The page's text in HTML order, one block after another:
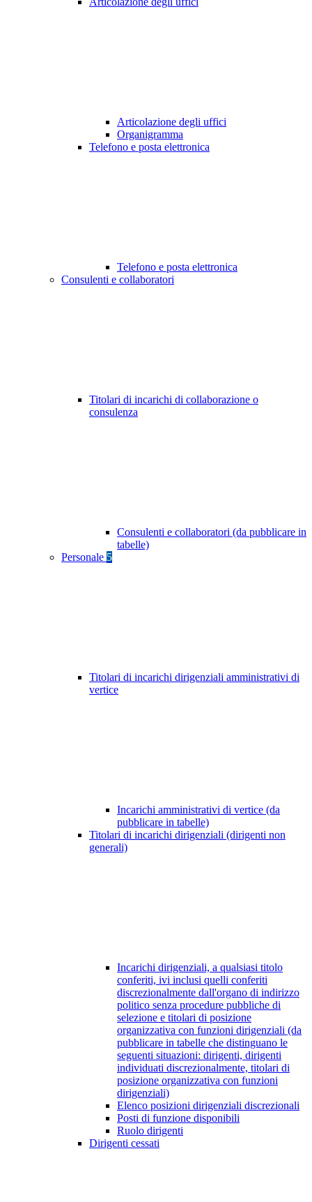
Articolazione degli uffici
Organigramma
Telefono e posta elettronica
Telefono e posta elettronica
Consulenti e collaboratori
Titolari di incarichi di collaborazione o
consulenza
Consulenti e collaboratori (da pubblicare in
tabelle)
Personale 5
Titolari di incarichi dirigenziali amministrativi di
vertice
Incarichi amministrativi di vertice (da
pubblicare in tabelle)
Titolari di incarichi dirigenziali (dirigenti non
generali)
Incarichi dirigenziali, a qualsiasi titolo
conferiti, ivi inclusi quelli conferiti
discrezionalmente dall'organo di indirizzo
politico senza procedure pubbliche di
selezione e titolari di posizione
organizzativa con funzioni dirigenziali (da
pubblicare in tabelle che distinguano le
seguenti situazioni: dirigenti, dirigenti
individuati discrezionalmente, titolari di
posizione organizzativa con funzioni
dirigenziali)
Elenco posizioni dirigenziali discrezionali
Posti di funzione disponibili
Ruolo dirigenti
Dirigenti cessati